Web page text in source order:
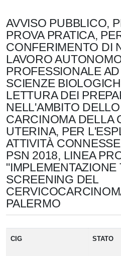
AVVISO PUBBLICO,
PROVA PRATICA,
CONFERIMENTO DI
LAVORO
PROFESSIONALE
SCIENZE
LETTURA DEI
NELL'AMBITO
CARCINOMA DELLA
UTERINA, PER
ATTIVITÀ
PSN 2018, LINEA
SCREENING DEL
PALERMO
CIG STATO